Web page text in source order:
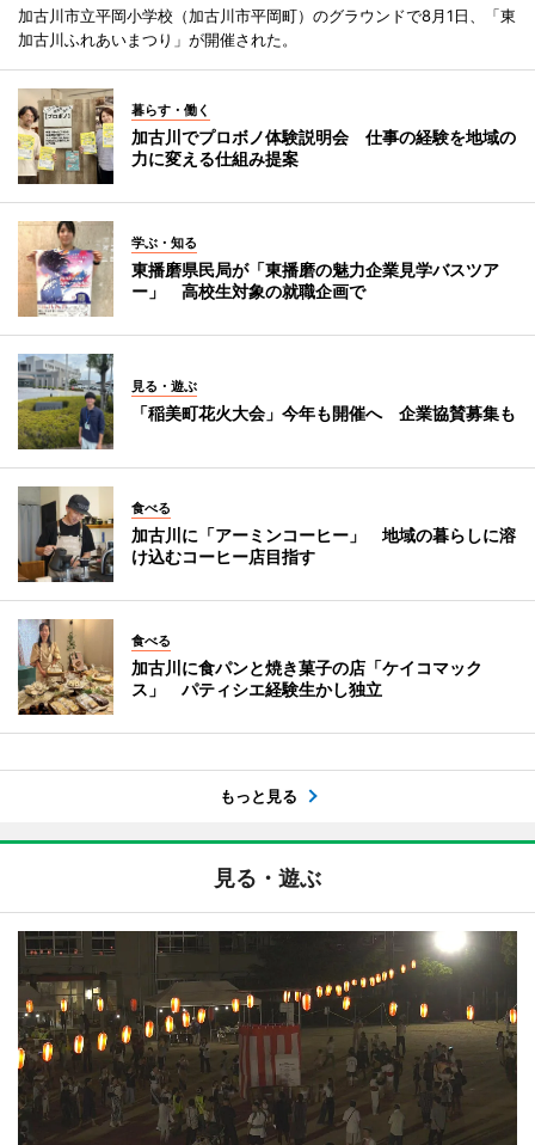
加古川市立平岡小学校（加古川市平岡町）のグラウンドで8月1日、「東
加古川ふれあいまつり」が開催された。
暮らす・働く
加古川でプロボノ体験説明会 仕事の経験を地域の
力に変える仕組み提案
学ぶ・知る
東播磨県民局が「東播磨の魅力企業見学バスツア
ー」 高校生対象の就職企画で
見る・遊ぶ
「稲美町花火大会」今年も開催へ 企業協賛募集も
食べる
加古川に「アーミンコーヒー」 地域の暮らしに溶
け込むコーヒー店目指す
食べる
加古川に食パンと焼き菓子の店「ケイコマック
ス」 パティシエ経験生かし独立
もっと見る
見る・遊ぶ